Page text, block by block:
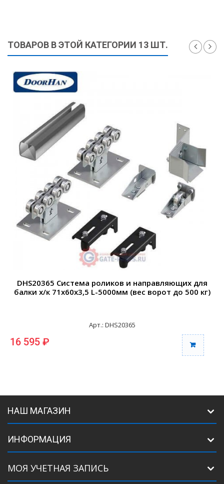
ТОВАРОВ В ЭТОЙ КАТЕГОРИИ 13 ШТ.
DHS20365 Система роликов и направляющих для
балки х/к 71х60х3,5 L-5000мм (вес ворот до 500 кг)
Арт.: DHS20365
16 595 ₽
НАШ МАГАЗИН
ИНФОРМАЦИЯ
МОЯ УЧЕТНАЯ ЗАПИСЬ